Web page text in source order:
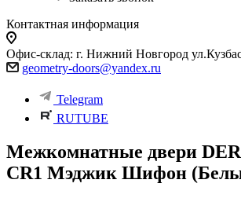
Контактная информация
Офис-склад: г. Нижний Новгород
geometry-doors@yandex.ru
Telegram
RUTUBE
Межкомнатные двери
CR1 Мэджик Шифон